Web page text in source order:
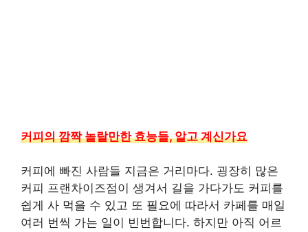
커피의 깜짝 놀랄만한 효능들, 알고 계신가요
커피에 빠진 사람들 지금은 거리마다. 굉장히 많은
커피 프랜차이즈점이 생겨서 길을 가다가도 커피를
쉽게 사 먹을 수 있고 또 필요에 따라서 카페를 매일
여러 번씩 가는 일이 빈번합니다. 하지만 아직 어르